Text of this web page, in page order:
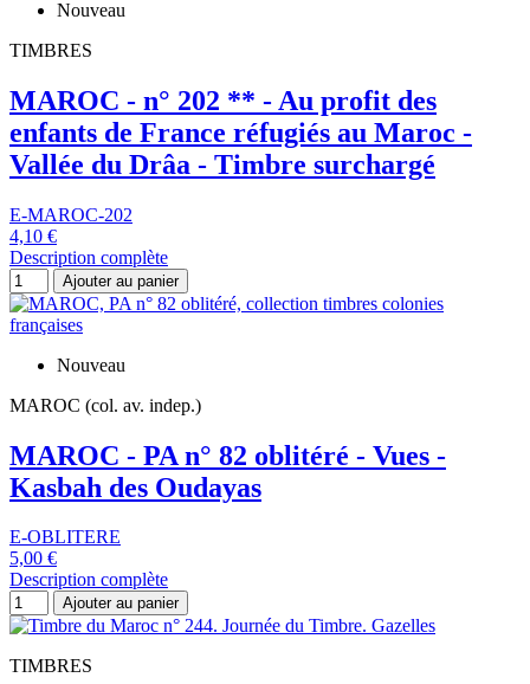
Nouveau
TIMBRES
MAROC - n° 202 ** - Au profit des
enfants de France réfugiés au Maroc -
Vallée du Drâa - Timbre surchargé
E-MAROC-202
4,10 €
Description complète
Ajouter au panier
Nouveau
MAROC (col. av. indep.)
MAROC - PA n° 82 oblitéré - Vues -
Kasbah des Oudayas
E-OBLITERE
5,00 €
Description complète
Ajouter au panier
TIMBRES